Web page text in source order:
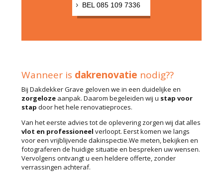
BEL 085 109 7336
Wanneer is dakrenovatie nodig??
Bij Dakdekker Grave geloven we in een duidelijke en
zorgelozeaanpak. Daarom begeleiden wij u stap voor
stap door het hele renovatieproces.
Van het eerste advies tot de oplevering zorgen wij dat alles
vlot en professioneel verloopt. Eerst komen we langs
voor een vrijblijvende dakinspectie.We meten, bekijken en
fotograferen de huidige situatie en bespreken uw wensen.
Vervolgens ontvangt u een heldere offerte, zonder
verrassingen achteraf.